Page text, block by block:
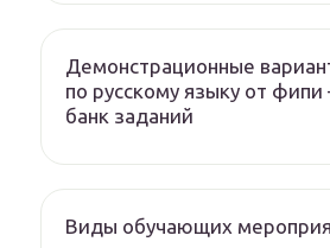
Демонстрационные
по русскому языку от
банк заданий
Виды обучающих